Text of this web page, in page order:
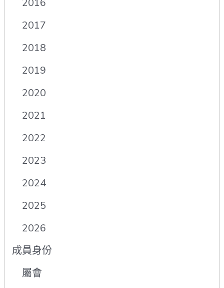
2017
2018
2019
2020
2021
2022
2023
2024
2025
2026
成員身份
屬會